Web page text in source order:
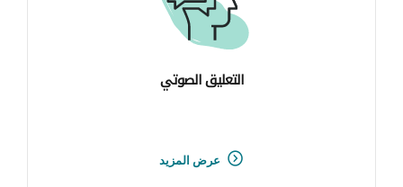
التعليق الصوتي
عرض المزيد